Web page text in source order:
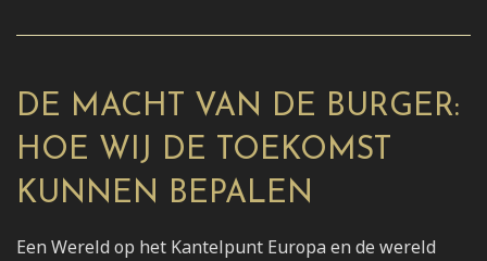
DE MACHT VAN DE BURGER:
HOE WIJ DE TOEKOMST
KUNNEN BEPALEN
Een Wereld op het Kantelpunt Europa en de wereld